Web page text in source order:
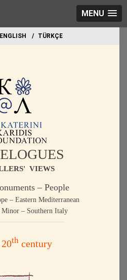
MENU
ΕΝGLISH TÜRKÇE
VIEWS
– People
– Eastern Mediterranean
Minor – Southern Italy
thcentury